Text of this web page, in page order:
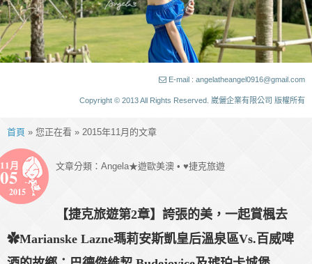
E-mail : angelatheangel0916@gmail.com
Copyright © 2013 All Rights Reserved. 崴儷企業有限公司 版權所有
首頁 » 您正在看 » 2015年11月的文章
11月
05
2015
文章分類： Angela★遊歐美澳 • ♥捷克旅遊
【捷克旅遊第2章】誇張的美，一起賞楓去
✿Marianske Lazne瑪莉安斯凱皇后溫泉區Vs.百威啤